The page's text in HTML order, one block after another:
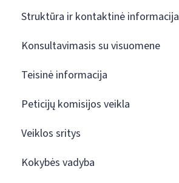
Struktūra ir kontaktinė informacija
Konsultavimasis su visuomene
Teisinė informacija
Peticijų komisijos veikla
Veiklos sritys
Kokybės vadyba